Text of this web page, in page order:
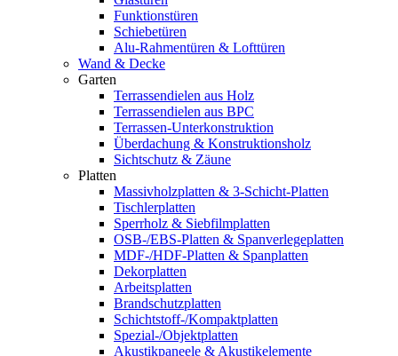
Funktionstüren
Schiebetüren
Alu-Rahmentüren & Lofttüren
Wand & Decke
Garten
Terrassendielen aus Holz
Terrassendielen aus BPC
Terrassen-Unterkonstruktion
Überdachung & Konstruktionsholz
Sichtschutz & Zäune
Platten
Massivholzplatten & 3-Schicht-Platten
Tischlerplatten
Sperrholz & Siebfilmplatten
OSB-/EBS-Platten & Spanverlegeplatten
MDF-/HDF-Platten & Spanplatten
Dekorplatten
Arbeitsplatten
Brandschutzplatten
Schichtstoff-/Kompaktplatten
Spezial-/Objektplatten
Akustikpaneele & Akustikelemente